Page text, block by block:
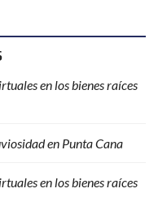
en los bienes raíces
en Punta Cana
en los bienes raíces